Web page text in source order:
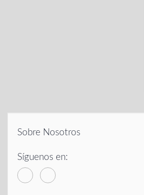
Sobre Nosotros
Síguenos en: